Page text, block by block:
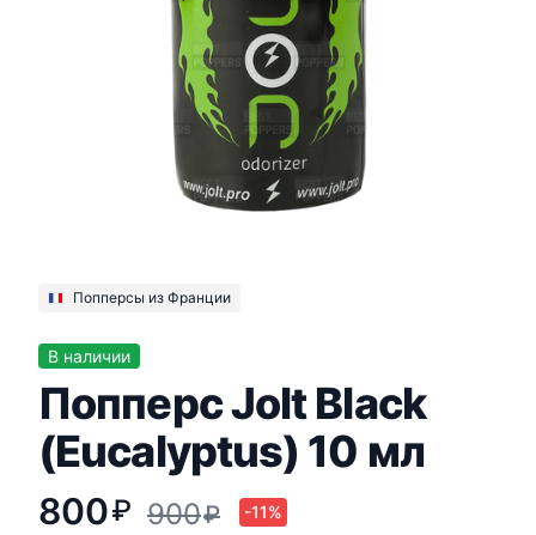
Попперсы из Франции
В наличии
Попперс Jolt Black
(Eucalyptus) 10 мл
800₽ 900₽ -11%